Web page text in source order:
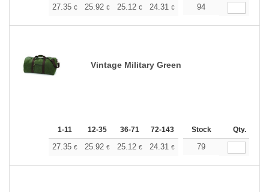
27.35 € 25.92 € 25.12 € 24.31 € 23.09€
94
Vintage Military Green
1-11 12-35 36-71 72-143 144-287 288 +
Stock Qty.
27.35 € 25.92 € 25.12 € 24.31 € 23.09€
79